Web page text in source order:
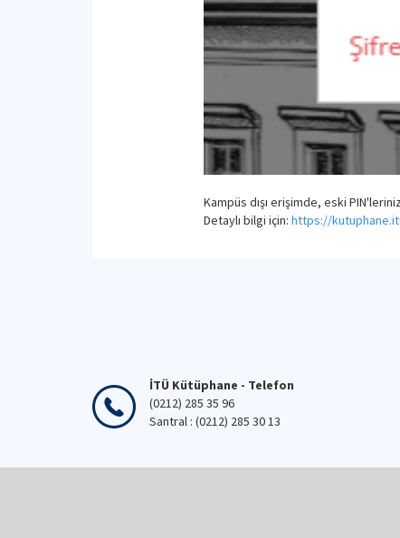
Kampüs dışı erişimde, eski
Detaylı bilgi için: https://
İTÜ Kütüphane - Telefon
(0212) 285 35 96
Santral : (0212) 285 30 13